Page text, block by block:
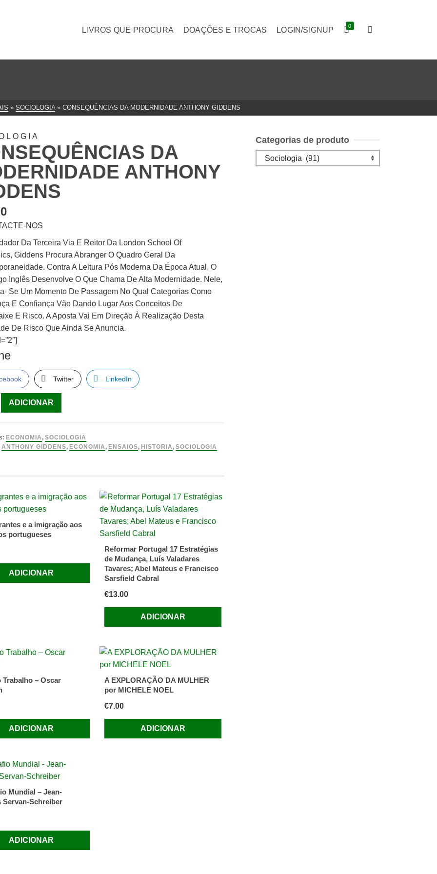
LIVROS QUE PROCURA DOAÇÕES E TROCAS LOGIN/SIGNUP 0
» SOCIOLOGIA » CONSEQUÊNCIAS DA MODERNIDADE ANTHONY GIDDENS
DA
ANTHONY
NOS
Da Terceira Via E Reitor Da London School Of
Giddens Procura Abranger O Quadro Geral Da
Contra A Leitura Pós Moderna Da Época Atual, O
Inglês Desenvolve O Que Chama De Alta Modernidade. Nele,
Se Um Momento De Passagem No Qual Categorias Como
E Confiança Vão Dando Lugar Aos Conceitos De
E Risco. A Aposta Vai Em Direção À Realização Desta
De Risco Que Ainda Se Anuncia.
Twitter LinkedIn
ADICIONAR
ECONOMIA ,SOCIOLOGIA
ANTHONY GIDDENS, ECONOMIA , ENSAIOS, HISTORIA ,SOCIOLOGIA
e a imigração aos
portugueses
ADICIONAR
Reformar Portugal 17 Estratégias
de Mudança, Luís Valadares
Tavares; Abel Mateus e Francisco
Sarsfield Cabral
€13.00
ADICIONAR
Trabalho – Oscar
ADICIONAR
A EXPLORAÇÃO DA MULHER
por MICHELE NOEL
€7.00
ADICIONAR
Mundial – Jean-
Servan-Schreiber
ADICIONAR
Categorias de produto